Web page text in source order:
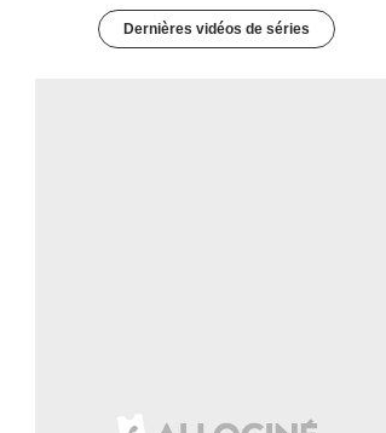
Dernières vidéos de séries